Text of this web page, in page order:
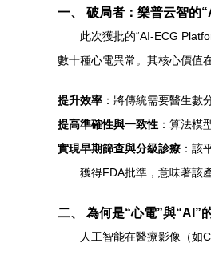
一、 破局者：樂普云智的
此次獲批的“AI-ECG
數十種心電異常。其核心價值
提升效率 ：將傳統需要醫生數
提高準確性與一致性 ：算法模
實現早期篩查與分級診療 ：該
獲得FDA批準，意味著該
二、 為何是“心電”與“AI”
人工智能在醫療影像（如